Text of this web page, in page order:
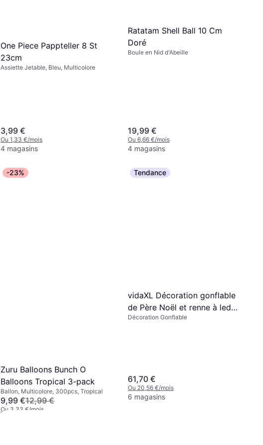
One Piece Pappteller 8 St
23cm
Assiette Jetable, Bleu, Multicolore
3,99 €
Ou 1,33 €/mois
4 magasins
Ratatam Shell Ball 10 Cm
Doré
Boule en Nid d'Abeille
19,99 €
Ou 6,66 €/mois
4 magasins
-23%
Zuru Balloons Bunch O
Balloons Tropical 3-pack
Ballon, Multicolore, 300pcs, Tropical
9,99 €12,99 €
Ou 3,33 €/mois
Tendance
vidaXL Décoration gonflable
de Père Noël et renne à led
130 cm n/a
Décoration Gonflable
61,70 €
Ou 20,56 €/mois
6 magasins